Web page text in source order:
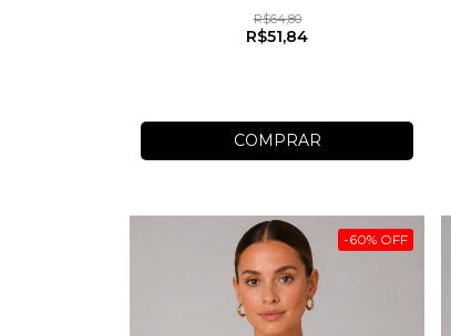
R$64,80
R$51,84
COMPRAR
-60% OFF